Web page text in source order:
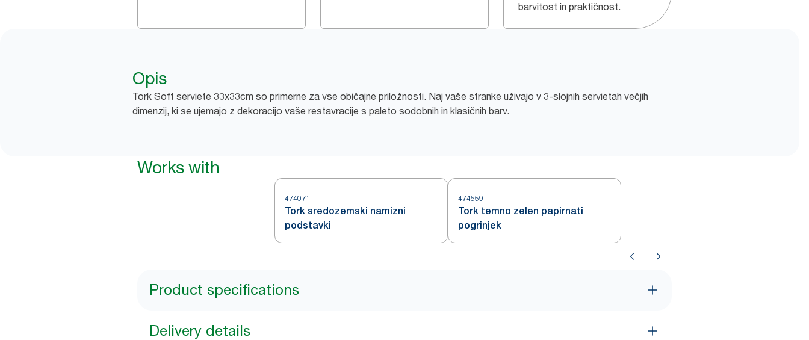
barvitost in praktičnost.
Opis
Tork Soft serviete 33x33cm so primerne za vse običajne priložnosti. Naj vaše stranke uživajo v 3-slojnih servietah večjih
dimenzij, ki se ujemajo z dekoracijo vaše restavracije s paleto sodobnih in klasičnih barv.
Works with
474071
Tork sredozemski namizni
podstavki
474559
Tork temno zelen papirnati
pogrinjek
Product specifications
Delivery details